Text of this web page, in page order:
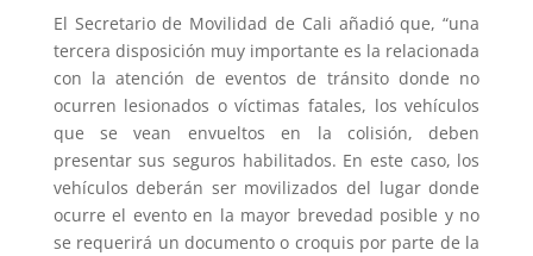
El Secretario de Movilidad de Cali añadió que, “una
tercera disposición muy importante es la relacionada
con la atención de eventos de tránsito donde no
ocurren lesionados o víctimas fatales, los vehículos
que se vean envueltos en la colisión, deben
presentar sus seguros habilitados. En este caso, los
vehículos deberán ser movilizados del lugar donde
ocurre el evento en la mayor brevedad posible y no
se requerirá un documento o croquis por parte de la